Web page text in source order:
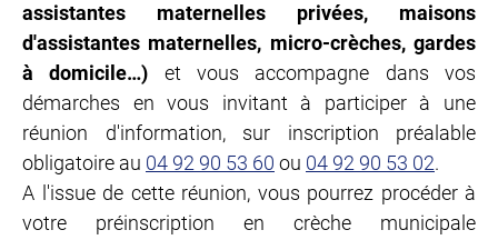
assistantes maternelles privées, maisons
d'assistantes maternelles, micro-crèches, gardes
à domicile…) et vous accompagne dans vos
démarches en vous invitant à participer à une
réunion d'information, sur inscription préalable
obligatoire au 04 92 90 53 60 ou 04 92 90 53 02.
A l'issue de cette réunion, vous pourrez procéder à
votre préinscription en crèche municipale